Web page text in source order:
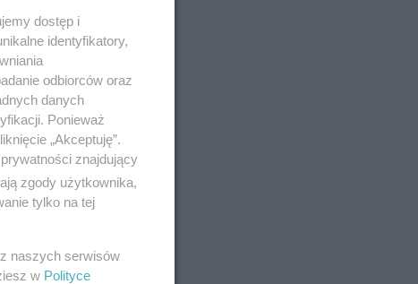
dostęp i
identyfikatory,
odbiorców oraz
danych
Ponieważ
„Akceptuję”.
znajdujący
zgody użytkownika,
tylko na tej
naszych serwisów
w Polityce